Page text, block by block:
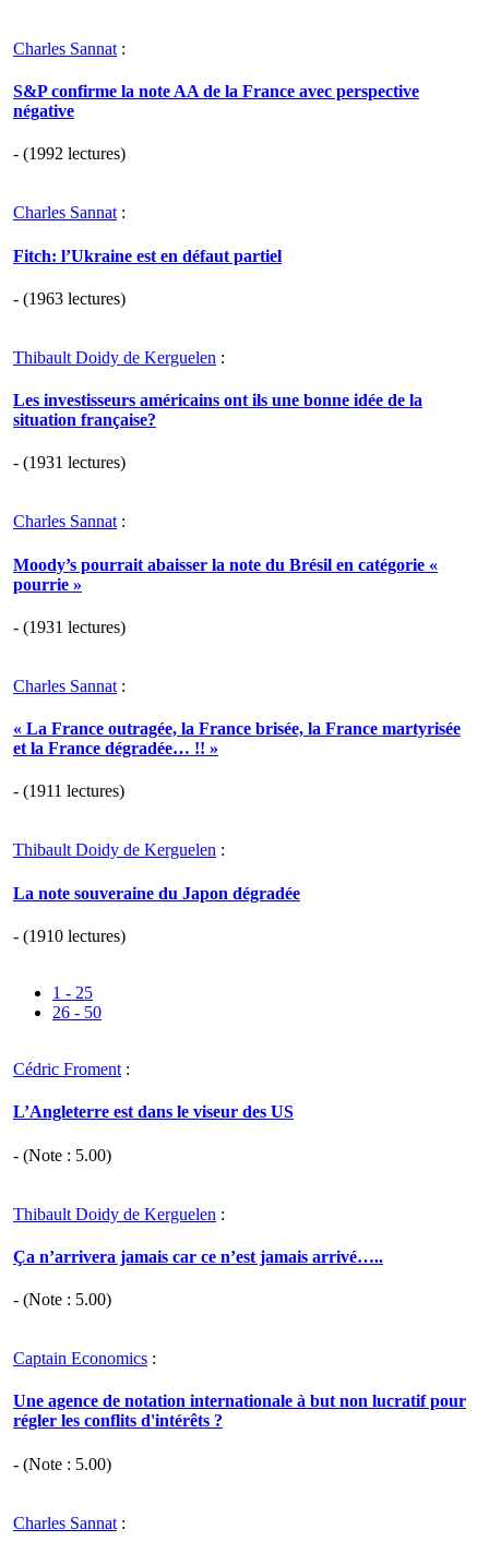
Charles Sannat :
S&P confirme la note AA de la France avec perspective
négative
- (1992 lectures)
Charles Sannat :
Fitch: l’Ukraine est en défaut partiel
- (1963 lectures)
Thibault Doidy de Kerguelen :
Les investisseurs américains ont ils une bonne idée de la
situation française?
- (1931 lectures)
Charles Sannat:
Moody’s pourrait abaisser la note du Brésil en catégorie «
pourrie »
- (1931 lectures)
Charles Sannat :
« La France outragée, la France brisée, la France martyrisée
et la France dégradée… !! »
- (1911 lectures)
Thibault Doidy de Kerguelen :
La note souveraine du Japon dégradée
- (1910 lectures)
1 - 25
26 - 50
Cédric Froment :
L’Angleterre est dans le viseur des US
- (Note : 5.00)
Thibault Doidy de Kerguelen :
Ça n’arrivera jamais car ce n’est jamais arrivé…..
- (Note : 5.00)
Captain Economics :
Une agence de notation internationale à but non lucratif pour
régler les conflits d'intérêts ?
- (Note : 5.00)
Charles Sannat :